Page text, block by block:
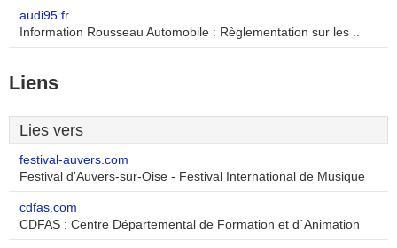
audi95.fr
Information Rousseau Automobile : Règlementation sur les ..
Liens
Lies vers
festival-auvers.com
Festival d'Auvers-sur-Oise - Festival International de Musique
cdfas.com
CDFAS : Centre Départemental de Formation et d´Animation